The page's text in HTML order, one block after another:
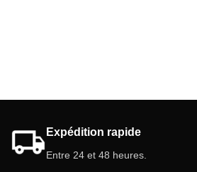
Expédition rapide
Entre 24 et 48 heures.